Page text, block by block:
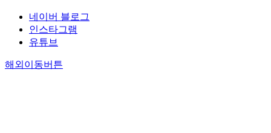
네이버 블로그
인스타그램
유튜브
해외이동버튼